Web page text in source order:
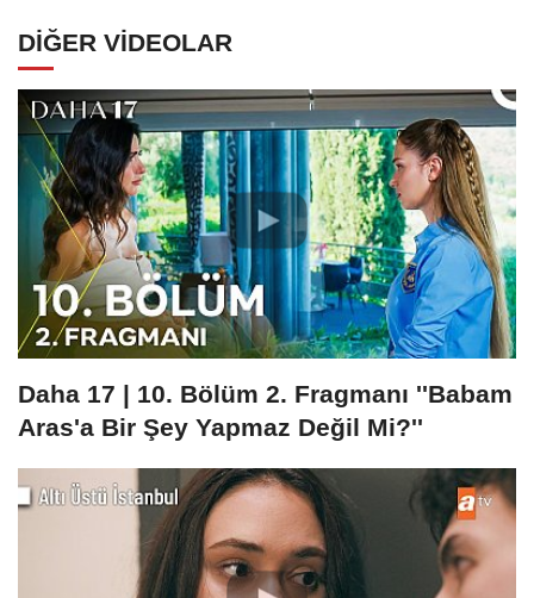
DIĞER VIDEOLAR
Daha 17 | 10. Bölüm 2. Fragmanı ''Babam
Aras'a Bir Şey Yapmaz Değil Mi?''